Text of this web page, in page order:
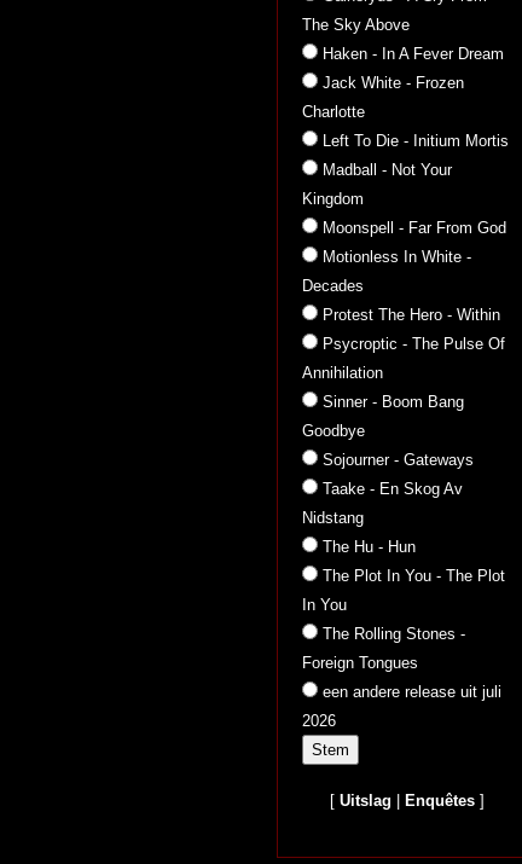
The Sky Above
Haken - In A Fever Dream
Jack White - Frozen
Charlotte
Left To Die - Initium Mortis
Madball - Not Your
Kingdom
Moonspell - Far From God
Motionless In White -
Decades
Protest The Hero - Within
Psycroptic - The Pulse Of
Annihilation
Sinner - Boom Bang
Goodbye
Sojourner - Gateways
Taake - En Skog Av
Nidstang
The Hu - Hun
The Plot In You - The Plot
In You
The Rolling Stones -
Foreign Tongues
een andere release uit juli
2026
[Uitslag Enquêtes ]